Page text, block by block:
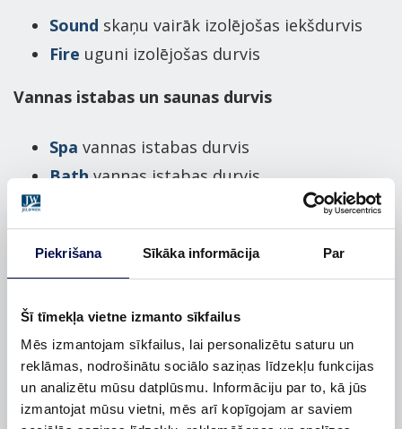
Piekrišana Sīkāka informācija Par
Šī tīmekļa vietne izmanto sīkfailus
Mēs izmantojam sīkfailus, lai personalizētu saturu un
reklāmas, nodrošinātu sociālo saziņas līdzekļu funkcijas
un analizētu mūsu datplūsmu. Informāciju par to, kā jūs
izmantojat mūsu vietni, mēs arī kopīgojam ar saviem
Sound skaņu vairāk izolējošas iekšdurvis
Fire uguni izolējošas durvis
Vannas istabas un saunas durvis
Spa vannas istabas durvis
Bath vannas istabas durvis
Pabeidz interjeru ar stilīgām iekšdurvīm!
Papildus dizainam un krāsai, padomā par durvju
funkcionalitāti. Vai tev ir nepieciešamas
ugunsdrošākas durvis, vai arī nepieciešams
praktiskāks telpas risinājums, ko piedāvā
bīdāmās durvis?